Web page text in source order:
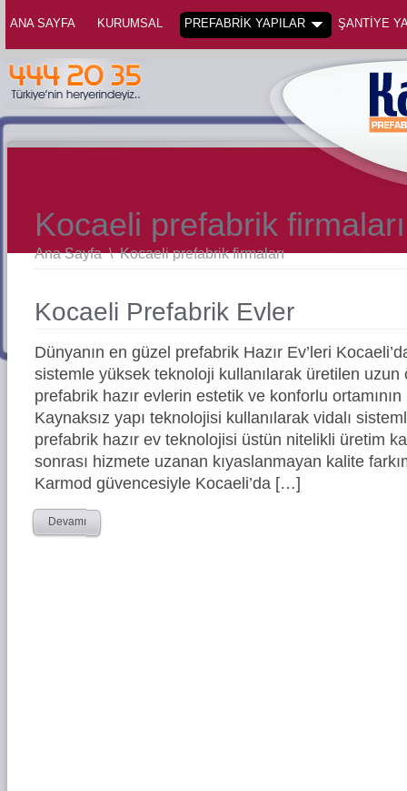
ANA SAYFA KURUMSAL PREFABRİK YAPILAR ŞANTİYE
Kocaeli prefabrik firmaları
Ana Sayfa \Kocaeli prefabrik firmaları
Kocaeli Prefabrik Evler
Dünyanın en güzel prefabrik Hazır Ev’leri
sistemle yüksek teknoloji kullanılarak üretilen
prefabrik hazır evlerin estetik ve konforlu ortamının
Kaynaksız yapı teknolojisi kullanılarak vidalı
prefabrik hazır ev teknolojisi üstün nitelikli üretim
sonrası hizmete uzanan kıyaslanmayan kalite
Karmod güvencesiyle Kocaeli’da […]
Devamı